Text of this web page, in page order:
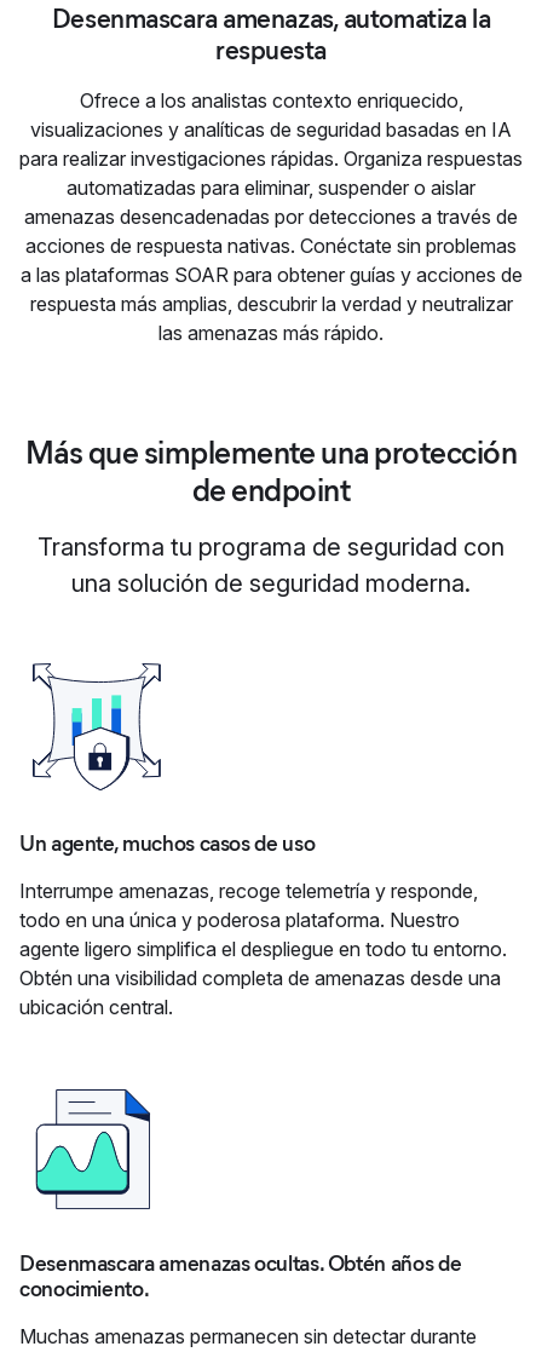
Desenmascara amenazas, automatiza la
respuesta
Ofrece a los analistas contexto enriquecido,
visualizaciones y analíticas de seguridad basadas ​​en IA
para realizar investigaciones rápidas. Organiza respuestas
automatizadas para eliminar, suspender o aislar
amenazas desencadenadas por detecciones a través de
acciones de respuesta nativas. Conéctate sin problemas
a las plataformas SOAR para obtener guías y acciones de
respuesta más amplias, descubrir la verdad y neutralizar
las amenazas más rápido.
Más que simplemente una protección
de endpoint
Transforma tu programa de seguridad con
una solución de seguridad moderna.
Un agente, muchos casos de uso
Interrumpe amenazas, recoge telemetría y responde,
todo en una única y poderosa plataforma. Nuestro
agente ligero simplifica el despliegue en todo tu entorno.
Obtén una visibilidad completa de amenazas desde una
ubicación central.
Desenmascara amenazas ocultas. Obtén años de
conocimiento.
Muchas amenazas permanecen sin detectar durante